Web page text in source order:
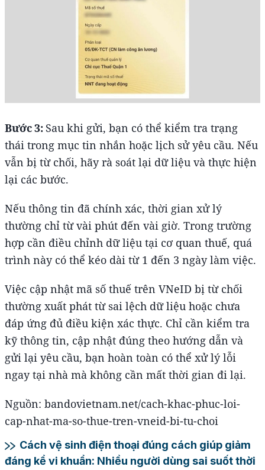
Bước 3:Sau khi gửi, bạn có thể kiểm tra trạng
thái trong mục tin nhắn hoặc lịch sử yêu cầu. Nếu
vẫn bị từ chối, hãy rà soát lại dữ liệu và thực hiện
lại các bước.
Nếu thông tin đã chính xác, thời gian xử lý
thường chỉ từ vài phút đến vài giờ. Trong trường
hợp cần điều chỉnh dữ liệu tại cơ quan thuế, quá
trình này có thể kéo dài từ 1 đến 3 ngày làm việc.
Việc cập nhật mã số thuế trên VNeID bị từ chối
thường xuất phát từ sai lệch dữ liệu hoặc chưa
đáp ứng đủ điều kiện xác thực. Chỉ cần kiểm tra
kỹ thông tin, cập nhật đúng theo hướng dẫn và
gửi lại yêu cầu, bạn hoàn toàn có thể xử lý lỗi
ngay tại nhà mà không cần mất thời gian đi lại.
Nguồn: bandovietnam.net/cach-khac-phuc-loi-
cap-nhat-ma-so-thue-tren-vneid-bi-tu-choi
Cách vệ sinh điện thoại đúng cách giúp giảm
đáng kể vi khuẩn: Nhiều người dùng sai suốt thời